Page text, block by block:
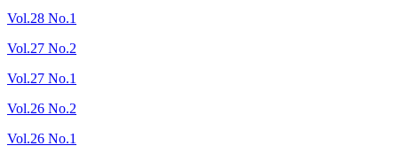
Vol.28 No.1
Vol.27 No.2
Vol.27 No.1
Vol.26 No.2
Vol.26 No.1